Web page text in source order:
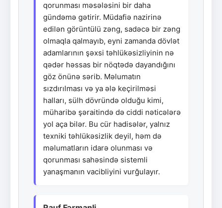
qorunması məsələsini bir daha
gündəmə gətirir. Müdafiə nazirinə
edilən görüntülü zəng, sadəcə bir zəng
olmaqla qalmayıb, eyni zamanda dövlət
adamlarının şəxsi təhlükəsizliyinin nə
qədər həssas bir nöqtədə dayandığını
göz önünə sərib. Məlumatın
sızdırılması və ya ələ keçirilməsi
halları, sülh dövründə olduğu kimi,
müharibə şəraitində də ciddi nəticələrə
yol aça bilər. Bu cür hadisələr, yalnız
texniki təhlükəsizlik deyil, həm də
məlumatların idarə olunması və
qorunması sahəsində sistemli
yanaşmanın vacibliyini vurğulayır.